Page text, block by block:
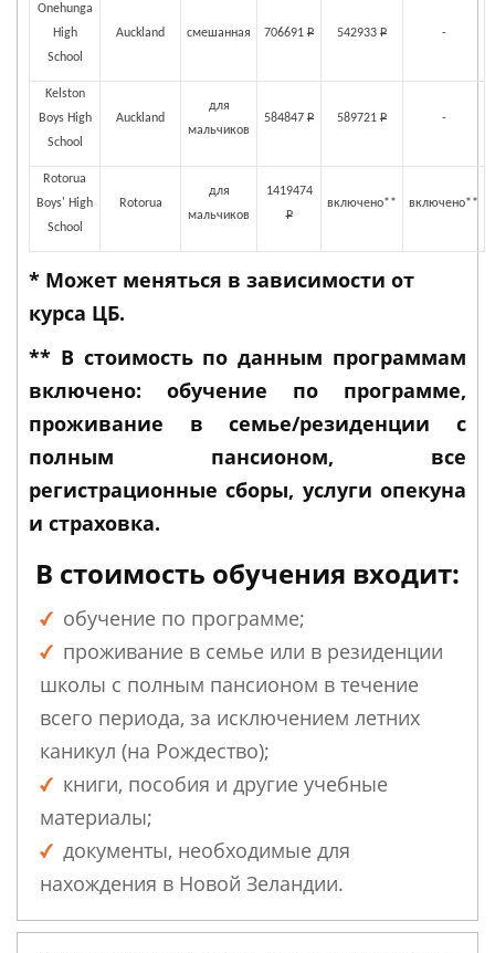
Onehunga
High
School
Auckland смешанная 706691 Р 542933 Р -
Kelston
Boys High
School
Auckland
для
мальчиков
584847 Р 589721 Р -
Rotorua
Boys' High
School
Rotorua
для
мальчиков
1419474
Р
включено** включено**
* Может меняться в зависимости от
курса ЦБ.
** В стоимость по данным программам
включено: обучение по программе,
проживание в семье/резиденции с
полным пансионом, все
регистрационные сборы, услуги опекуна
и страховка.
В стоимость обучения входит:
обучение по программе;
проживание в семье или в резиденции
школы с полным пансионом в течение
всего периода, за исключением летних
каникул (на Рождество);
книги, пособия и другие учебные
материалы;
документы, необходимые для
нахождения в Новой Зеландии.